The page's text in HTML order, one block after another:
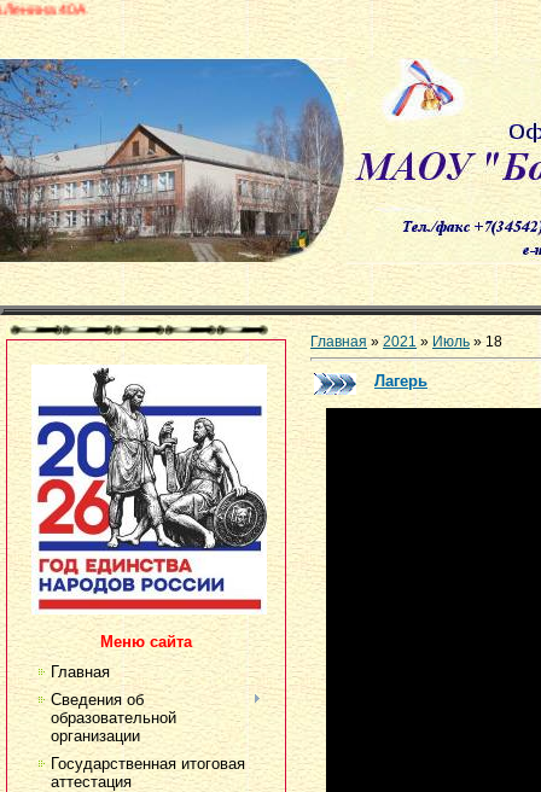
Меню сайта
Главная
Сведения об
образовательной
организации
Государственная итоговая
аттестация
Главная »2021 » Июль » 18
Лагерь